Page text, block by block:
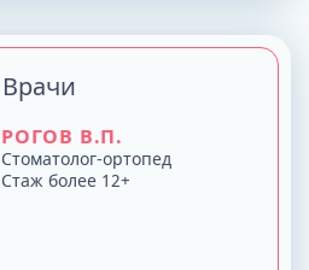
Врачи
РОГОВ В.П.
Стоматолог-ортопед
Стаж более 12+